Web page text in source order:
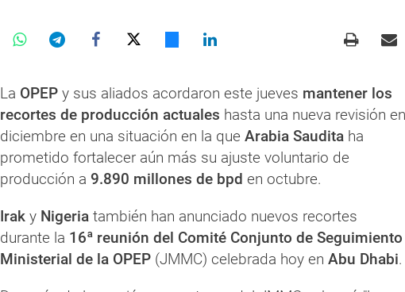
La OPEP y sus aliados acordaron este jueves mantener los
recortes de producción actuales hasta una nueva revisión en
diciembre en una situación en la que Arabia Saudita ha
prometido fortalecer aún más su ajuste voluntario de
producción a 9.890 millones de bpd en octubre.
Irak y Nigeria también han anunciado nuevos recortes
durante la 16ª reunión del Comité Conjunto de Seguimiento
Ministerial de la OPEP (JMMC) celebrada hoy en Abu Dhabi.